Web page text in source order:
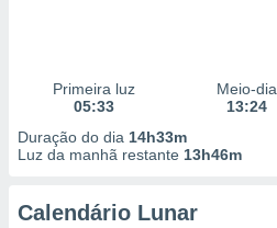
Primeira luz
05:33
Meio-dia
13:24
Duração do dia 14h33m
Luz da manhã restante 13h46m
Calendário Lunar